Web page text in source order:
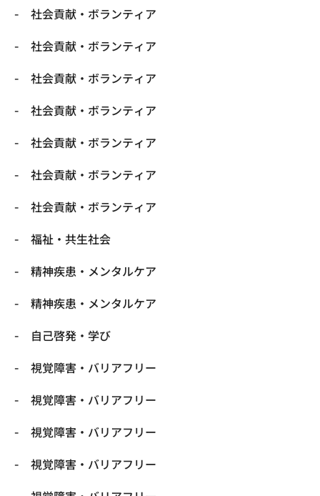
社会貢献・ボランティア
社会貢献・ボランティア
社会貢献・ボランティア
社会貢献・ボランティア
社会貢献・ボランティア
社会貢献・ボランティア
社会貢献・ボランティア
福祉・共生社会
精神疾患・メンタルケア
精神疾患・メンタルケア
自己啓発・学び
視覚障害・バリアフリー
視覚障害・バリアフリー
視覚障害・バリアフリー
視覚障害・バリアフリー